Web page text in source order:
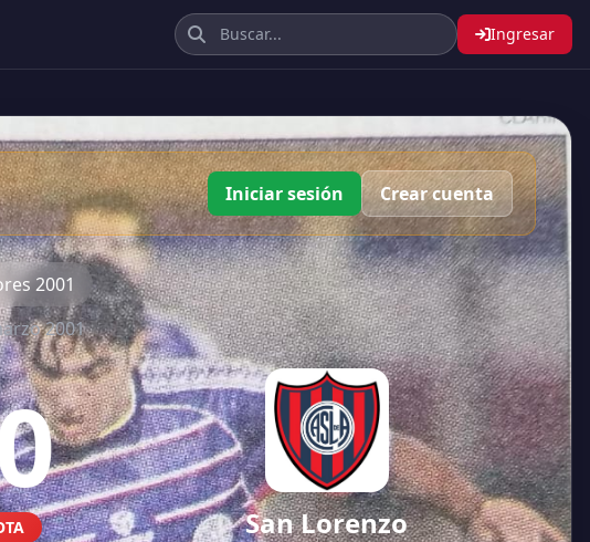
Ingresar
Iniciar sesión Crear cuenta
2001
2001
San Lorenzo